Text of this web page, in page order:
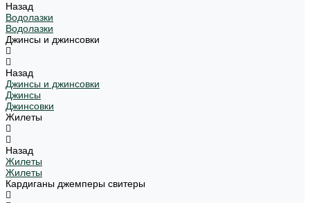
Назад
Водолазки
Водолазки
Джинсы и джинсовки
Назад
Джинсы и джинсовки
Джинсы
Джинсовки
Жилеты
Назад
Жилеты
Жилеты
Кардиганы джемперы свитеры